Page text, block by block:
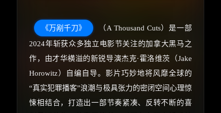
《万剐千刀》
（A Thousand Cuts）是一部
2024年斩获众多独立电影节关注的加拿大黑马之
作，由才华横溢的新锐导演杰克·霍洛维茨（Jake
Horowitz）自编自导。影片巧妙地将风靡全球的
“真实犯罪播客”浪潮与极具张力的密闭空间心理惊
悚相结合，打造出一部节奏紧凑、反转不断的喜